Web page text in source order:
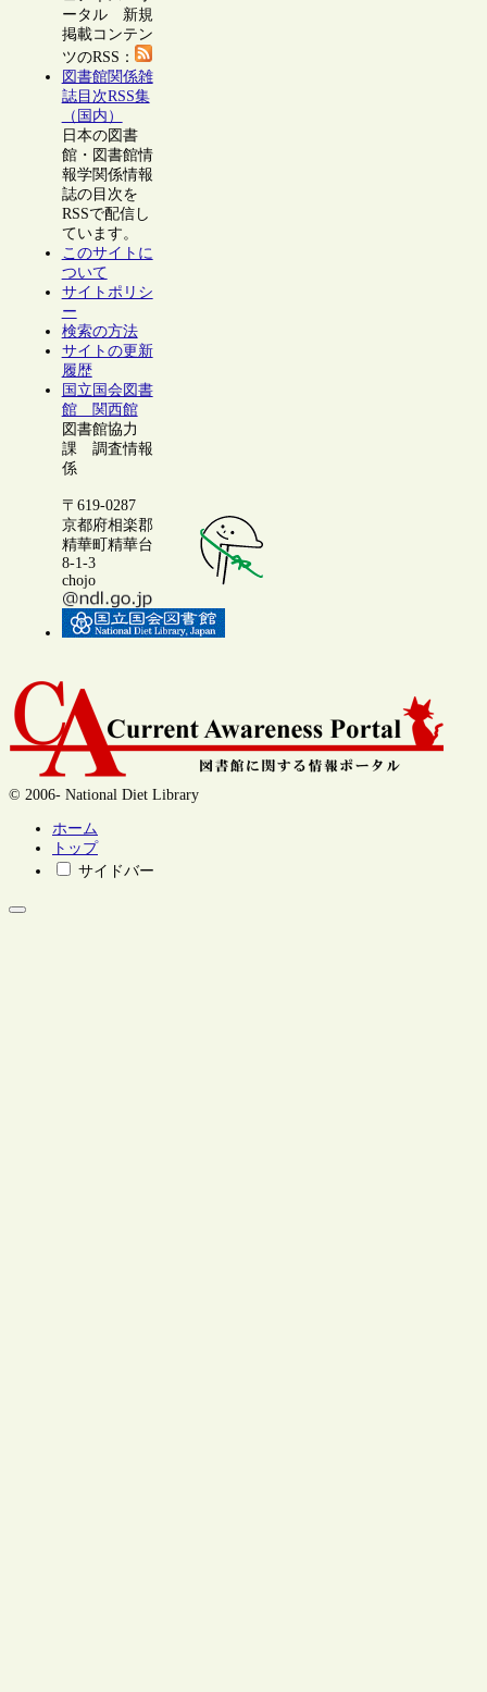
ータル 新規
掲載コンテン
ツのRSS：
図書館関係雑
誌目次RSS集
（国内）
日本の図書
館・図書館情
報学関係情報
誌の目次を
RSSで配信し
ています。
このサイトに
ついて
サイトポリシ
ー
検索の方法
サイトの更新
履歴
国立国会図書
館 関西館
図書館協力
課 調査情報
係
〒619-0287
京都府相楽郡
精華町精華台
8-1-3
chojo
© 2006- National Diet Library
ホーム
トップ
サイドバー